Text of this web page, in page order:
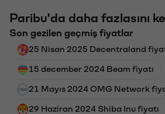
Paribu'da daha fazlasını
Son gezilen geçmiş fiyatlar
25 Nisan 2025 Decentraland
15 december 2024 Beam fiyatı
21 Mayıs 2024 OMG Network
29 Haziran 2024 Shiba Inu fiyatı